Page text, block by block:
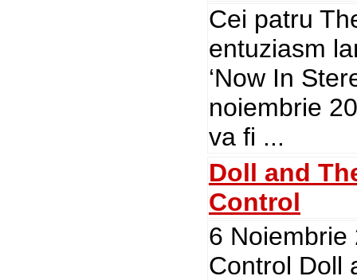
Cei patru
entuziasm
‘Now In
noiembrie
va fi ...
Doll and
Control
6 Noiembrie
Control Doll